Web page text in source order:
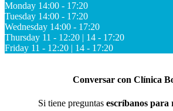
Monday 14:00 - 17:20
Tuesday 14:00 - 17:20
Wednesday 14:00 - 17:20
Thursday 11 - 12:20 | 14 - 17:20
Friday 11 - 12:20 | 14 - 17:20
Conversar con Clínica
Si tiene preguntas escríbanos para